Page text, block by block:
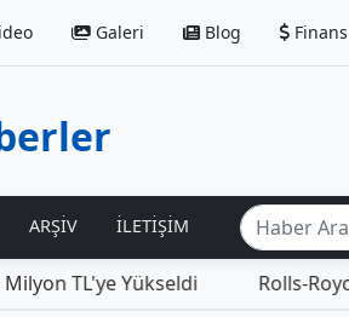
Galeri Blog Finans
ARŞIV İLETIŞIM
Yükseldi Rolls-Royce